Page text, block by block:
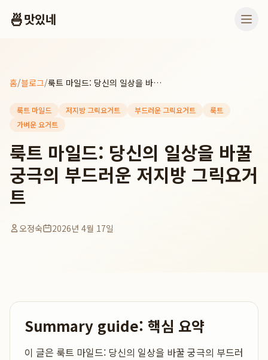
🍜맛있네
홈/블로그/ 룩트 마일드: 당신의 일상을 바꿀 궁극의 부드러운 저지방 그릭요거트
룩트 마일드 저지방 그릭요거트 부드러운 그릭요거트
룩트
가벼운 요거트
룩트 마일드: 당신의 일상을 바꿀
궁극의 부드러운 저지방 그릭요거
트
오정숙 2026년 4월 17일
Summary guide: 핵심 요약
이 글은 룩트 마일드: 당신의 일상을 바꿀 궁극의 부드러